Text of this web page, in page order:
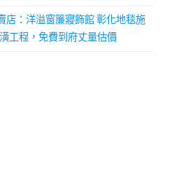
店：洋溢窗簾寢飾館 彰化地毯施
工程，免費到府丈量估價